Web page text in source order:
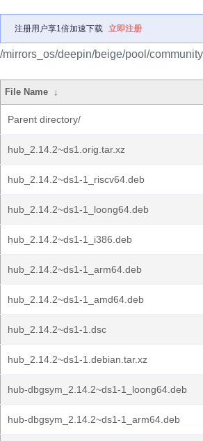
注册用户享1倍加速下载 立即注册
/mirrors_os/deepin/beige/pool/
File Name ↓
Parent directory/
hub_2.14.2~ds1.orig.tar.xz
hub_2.14.2~ds1-1_riscv64.deb
hub_2.14.2~ds1-1_loong64.deb
hub_2.14.2~ds1-1_i386.deb
hub_2.14.2~ds1-1_arm64.deb
hub_2.14.2~ds1-1_amd64.deb
hub_2.14.2~ds1-1.dsc
hub_2.14.2~ds1-1.debian.tar.xz
hub-dbgsym_2.14.2~ds1-1_loong64.deb
hub-dbgsym_2.14.2~ds1-1_arm64.deb